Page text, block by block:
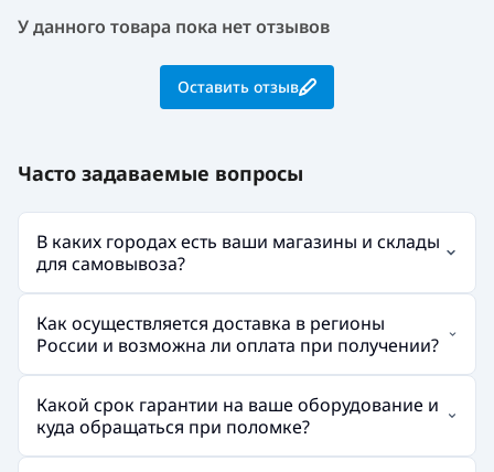
У данного товара пока нет отзывов
Оставить отзыв
Часто задаваемые вопросы
В каких городах есть ваши магазины и склады
для самовывоза?
Как осуществляется доставка в регионы
России и возможна ли оплата при получении?
Какой срок гарантии на ваше оборудование и
куда обращаться при поломке?